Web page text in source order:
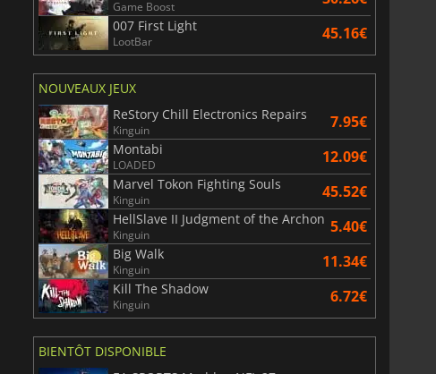
6.77€
Total War WARHAMMER 3
15.48
Game Boost
007 First Light
LootBar 45.16€
NOUVEAUX JEUX
ReStory Chill Electronics Repairs
Kinguin 7.95€
Montabi
LOADED 12.09€
Marvel Tokon Fighting Souls
Kinguin 45.52€
HellSlave II Judgment of the Archon
Kinguin 5.40€
Big Walk
Kinguin 11.34€
Kill The Shadow
Kinguin 6.72€
BIENTÔT DISPONIBLE